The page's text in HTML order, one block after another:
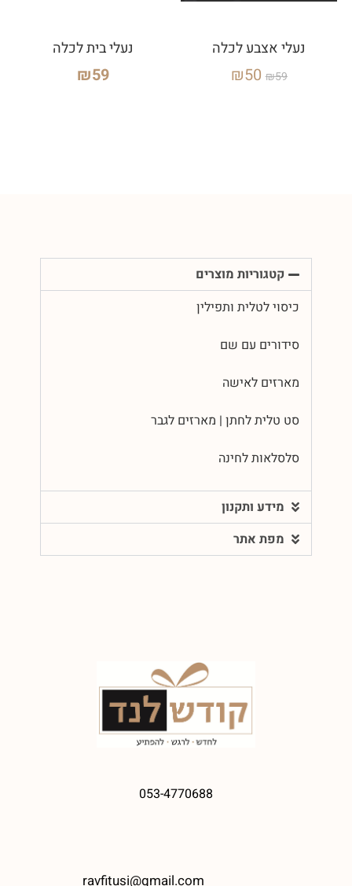
נעלי אצבע לכלה
₪59
₪50
נעלי בית לכלה
₪59
קטגוריות מוצרים
כיסוי לטלית ותפילין
סידורים עם שם
מארזים לאישה
סט טלית לחתן | מארזים לגבר
סלסלאות לחינה
מידע ותקנון
מפת אתר
053-4770688